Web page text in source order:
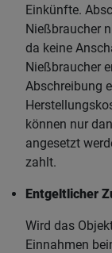
Einkünfte.
Nießbraucher
da keine
Nießbraucher
Abschreibung
können nur
angesetzt
zahlt.
Entgeltlicher
Wird das
Einnahmen